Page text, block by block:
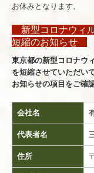
お休みとなります。
新型コロナウィ
短縮のお知らせ
東京都の新型コロナウ
を短縮させていただい
お知らせの項目をご確
会社名
代表者名
住所